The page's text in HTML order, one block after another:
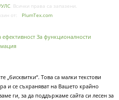
. Всички права са запазени.
от:
PlumTex.com
ефективностЗа функционалности
„бисквитки“. Това са малки текстови
и се съхраняват на Вашето крайно
ги, за да поддържаме сайта си лесен за